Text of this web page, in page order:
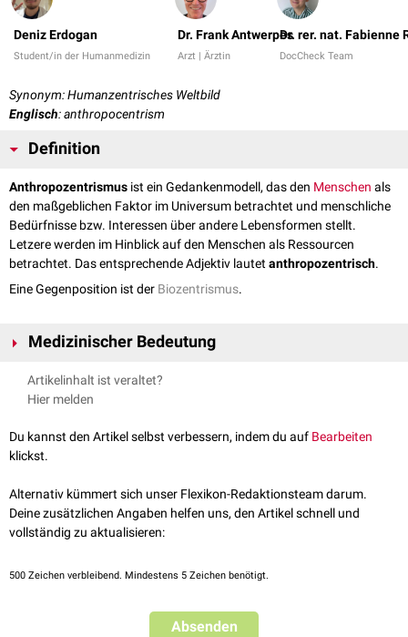
Deniz Erdogan
Student/in der Humanmedizin
Dr. Frank Antwerpes
Arzt | Ärztin
Dr. rer. nat. Fabienne
DocCheck Team
Synonym: Humanzentrisches Weltbild
Englisch: anthropocentrism
Definition
Anthropozentrismus ist ein Gedankenmodell, das den Menschen als
den maßgeblichen Faktor im Universum betrachtet und menschliche
Bedürfnisse bzw. Interessen über andere Lebensformen stellt.
Letzere werden im Hinblick auf den Menschen als Ressourcen
betrachtet. Das entsprechende Adjektiv lautetanthropozentrisch.
Eine Gegenposition ist der Biozentrismus.
Medizinischer Bedeutung
In der Medizin bezieht sich Anthropozentrismus auf die Tendenz,
und
Kontextes.
Artikelinhalt ist veraltet?
Hier melden
Du kannst den Artikel selbst verbessern, indem du auf Bearbeiten
klickst.
Alternativ kümmert sich unser Flexikon-Redaktionsteam darum.
Deine zusätzlichen Angaben helfen uns, den Artikel schnell und
vollständig zu aktualisieren:
500 Zeichen verbleibend. Mindestens 5 Zeichen benötigt.
Absenden